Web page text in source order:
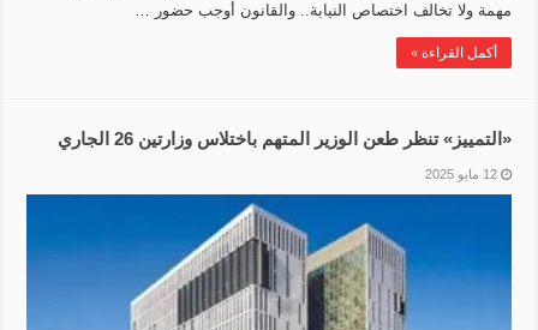
مهمة ولا تخالف اختصاص النيابة.. والقانون أوجب حضور …
أكمل القراءة »
«التمييز» تنظر طعن الوزير المتهم باختلاس وزارتين 26 الجاري
12 مايو 2025